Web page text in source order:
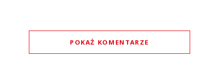
POKAŻ KOMENTARZE